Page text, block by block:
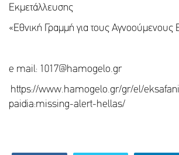
Εκμετάλλευσης
«Εθνική Γραμμή για τους Αγνοούμενους
e mail: 1017@hamogelo.gr
https://www.hamogelo.gr/gr/el/
paidia:missing-alert-hellas/